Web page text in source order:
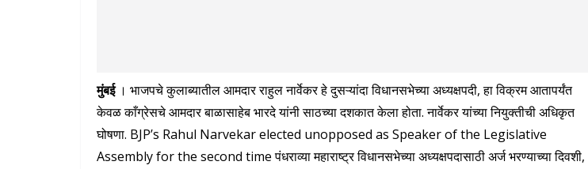
मुंबई । भाजपचे कुलाब्यातील आमदार राहुल नार्वेकर हे दुसऱ्यांदा विधानसभेच्या अध्यक्षपदी, हा विक्रम आतापर्यंत
केवळ काँग्रेसचे आमदार बाळासाहेब भारदे यांनी साठच्या दशकात केला होता. नार्वेकर यांच्या नियुक्तीची अधिकृत
घोषणा. BJP’s Rahul Narvekar elected unopposed as Speaker of the Legislative
Assembly for the second time पंधराव्या महाराष्ट्र विधानसभेच्या अध्यक्षपदासाठी अर्ज भरण्याच्या दिवशी,